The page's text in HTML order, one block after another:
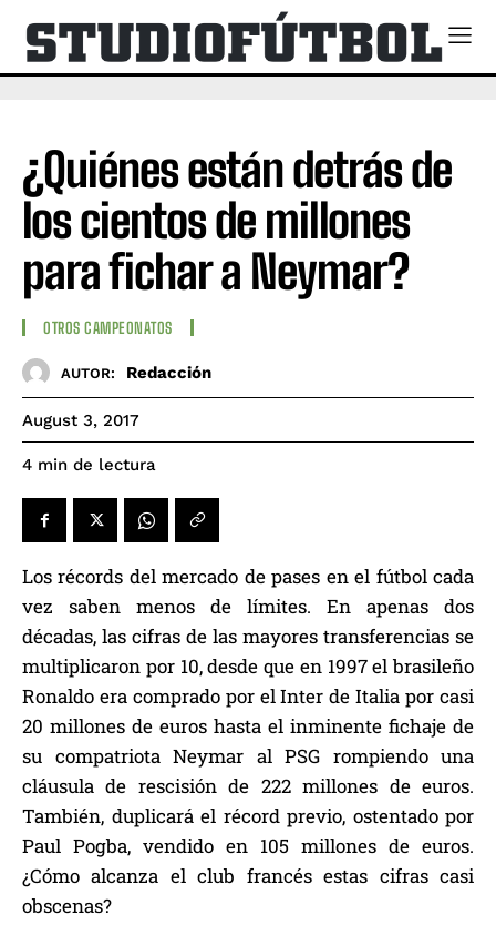
¿Quiénes están detrás de
los cientos de millones
para fichar a Neymar?
OTROS CAMPEONATOS
AUTOR: Redacción
August 3, 2017
4 min de lectura
Los récords del mercado de pases en el fútbol cada
vez saben menos de límites. En apenas dos
décadas, las cifras de las mayores transferencias se
multiplicaron por 10, desde que en 1997 el brasileño
Ronaldo era comprado por el Inter de Italia por casi
20 millones de euros hasta el inminente fichaje de
su compatriota Neymar al PSG rompiendo una
cláusula de rescisión de 222 millones de euros.
También, duplicará el récord previo, ostentado por
Paul Pogba, vendido en 105 millones de euros.
¿Cómo alcanza el club francés estas cifras casi
obscenas?